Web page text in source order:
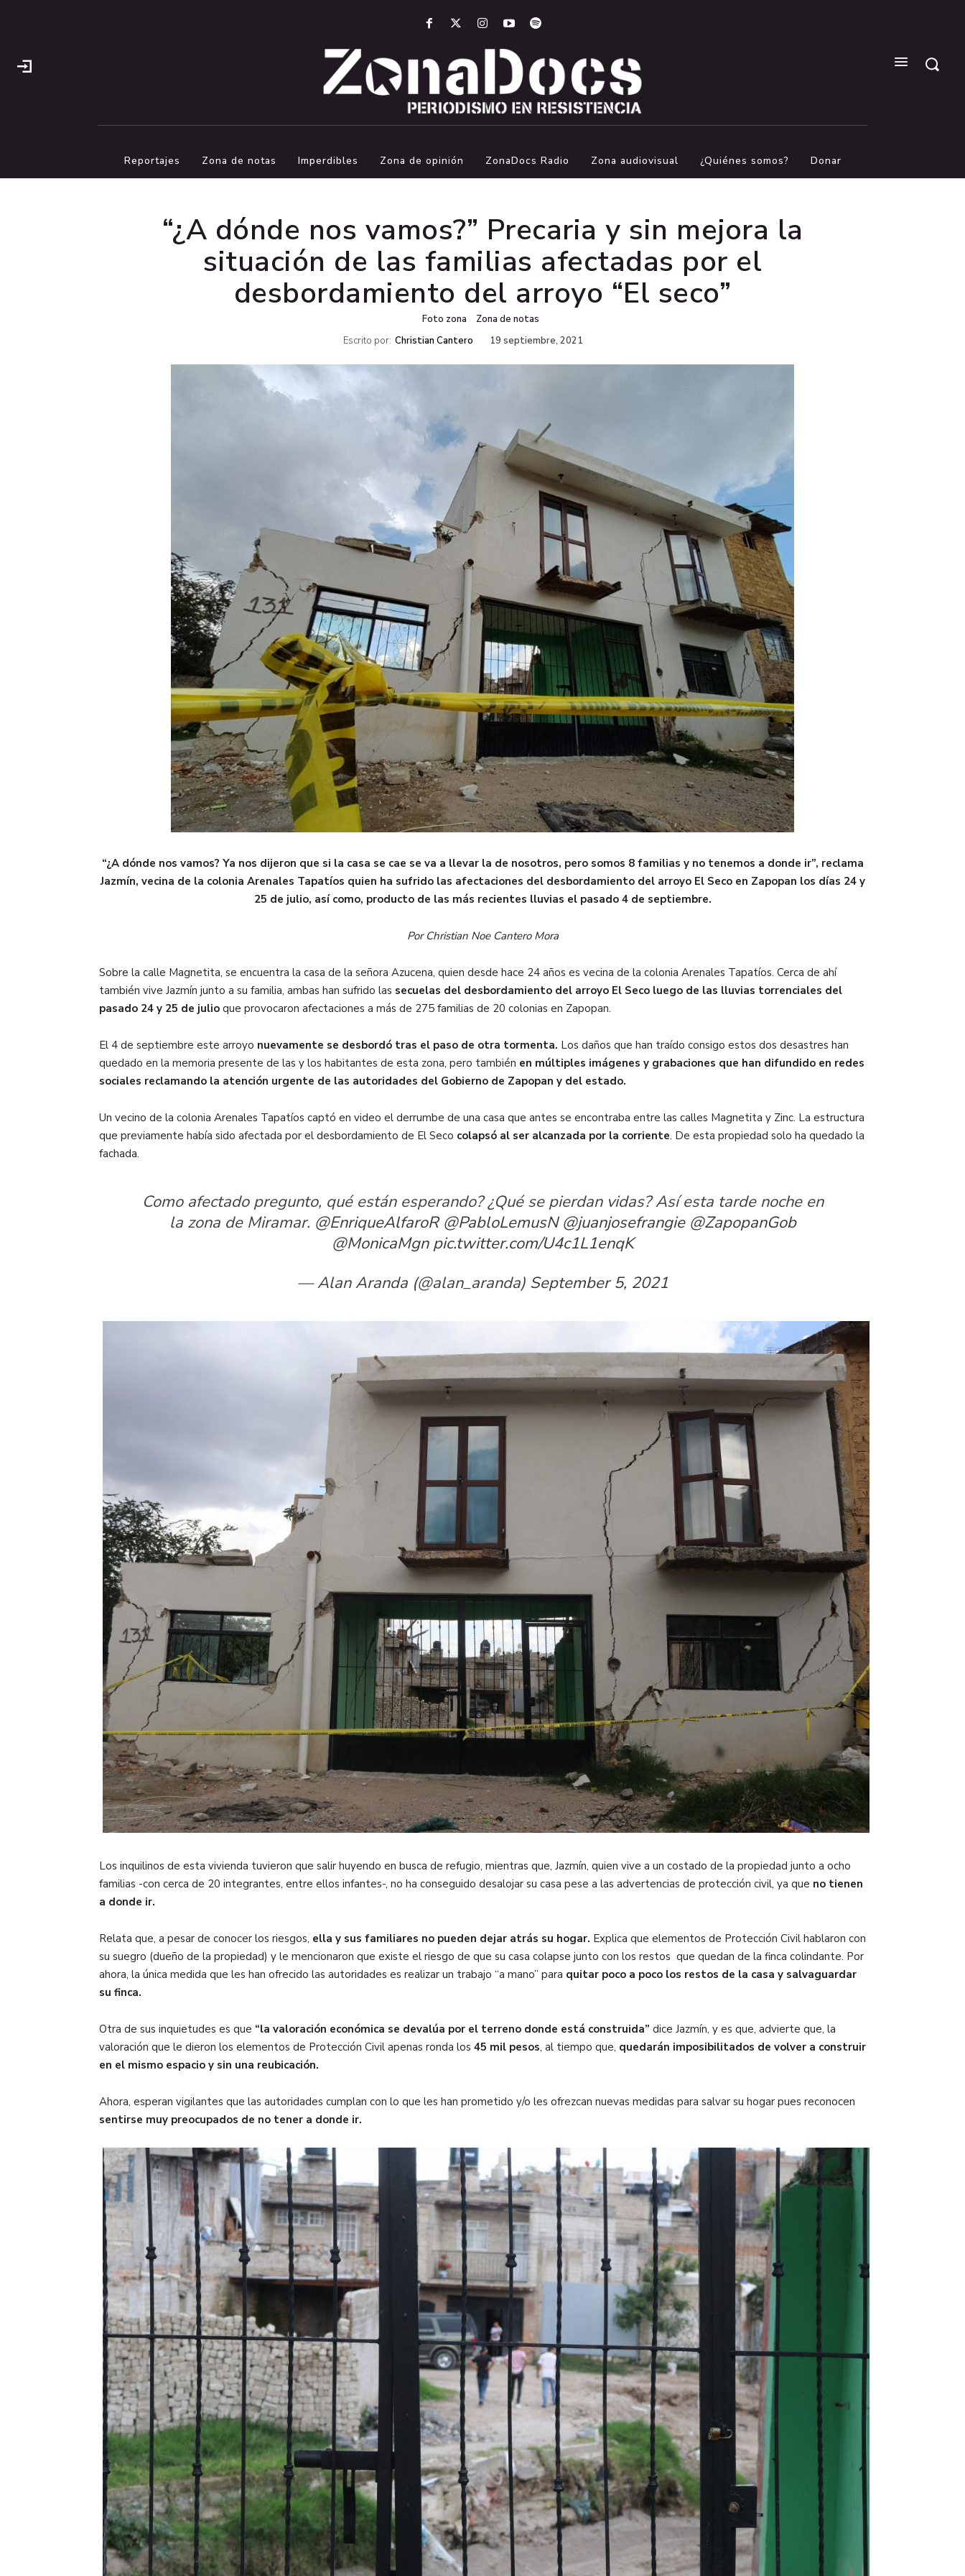
Reportajes Zona de notas Imperdibles Zona de opinión ZonaDocs Radio Zona audiovisual ¿Quiénes somos? Donar
“¿A dónde nos vamos?” Precaria y sin mejora la
situación de las familias afectadas por el
desbordamiento del arroyo “El seco”
Foto zona
Zona de notas
Escrito por: Christian Cantero 19 septiembre, 2021
“¿A dónde nos vamos? Ya nos dijeron que si la casa se cae se va a llevar la de nosotros, pero somos 8 familias y no tenemos a donde ir”, reclama
Jazmín, vecina de la colonia Arenales Tapatíos quien ha sufrido las afectaciones del desbordamiento del arroyo El Seco en Zapopan los días 24 y
25 de julio, así como, producto de las más recientes lluvias el pasado 4 de septiembre.
Por Christian Noe Cantero Mora
Sobre la calle Magnetita, se encuentra la casa de la señora Azucena, quien desde hace 24 años es vecina de la colonia Arenales Tapatíos. Cerca de ahí
también vive Jazmín junto a su familia, ambas han sufrido las secuelas del desbordamiento del arroyo El Seco luego de las lluvias torrenciales del
pasado 24 y 25 de julio que provocaron afectaciones a más de 275 familias de 20 colonias en Zapopan.
El 4 de septiembre este arroyo nuevamente se desbordó tras el paso de otra tormenta. Los daños que han traído consigo estos dos desastres han
quedado en la memoria presente de las y los habitantes de esta zona, pero también en múltiples imágenes y grabaciones que han difundido en redes
sociales reclamando la atención urgente de las autoridades del Gobierno de Zapopan y del estado.
Un vecino de la colonia Arenales Tapatíos captó en video el derrumbe de una casa que antes se encontraba entre las calles Magnetita y Zinc. La estructura
que previamente había sido afectada por el desbordamiento de El Seco colapsó al ser alcanzada por la corriente. De esta propiedad solo ha quedado la
fachada.
Como afectado pregunto, qué están esperando? ¿Qué se pierdan vidas? Así esta tarde noche en
la zona de Miramar. @EnriqueAlfaroR @PabloLemusN @juanjosefrangie @ZapopanGob
@MonicaMgn pic.twitter.com/U4c1L1enqK
— Alan Aranda (@alan_aranda) September 5, 2021
Los inquilinos de esta vivienda tuvieron que salir huyendo en busca de refugio, mientras que, Jazmín, quien vive a un costado de la propiedad junto a ocho
familias -con cerca de 20 integrantes, entre ellos infantes-, no ha conseguido desalojar su casa pese a las advertencias de protección civil, ya que no tienen
a donde ir.
Relata que, a pesar de conocer los riesgos, ella y sus familiares no pueden dejar atrás su hogar. Explica que elementos de Protección Civil hablaron con
su suegro (dueño de la propiedad) y le mencionaron que existe el riesgo de que su casa colapse junto con los restos que quedan de la finca colindante. Por
ahora, la única medida que les han ofrecido las autoridades es realizar un trabajo “a mano” para quitar poco a poco los restos de la casa y salvaguardar
su finca.
Otra de sus inquietudes es que “la valoración económica se devalúa por el terreno donde está construida” dice Jazmín, y es que, advierte que, la
valoración que le dieron los elementos de Protección Civil apenas ronda los 45 mil pesos, al tiempo que, quedarán imposibilitados de volver a construir
en el mismo espacio y sin una reubicación.
Ahora, esperan vigilantes que las autoridades cumplan con lo que les han prometido y/o les ofrezcan nuevas medidas para salvar su hogar pues reconocen
sentirse muy preocupados de no tener a donde ir.